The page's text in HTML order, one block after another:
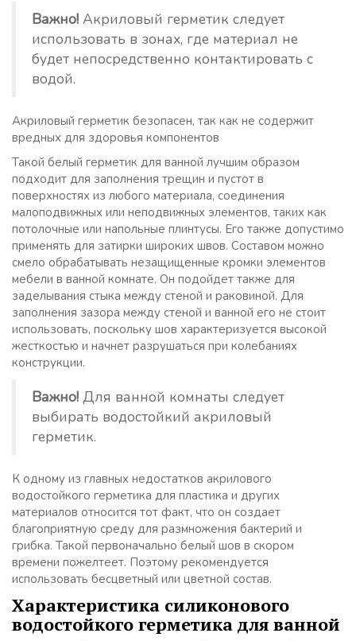
Важно! Акриловый герметик следует
использовать в зонах, где материал не
будет непосредственно контактировать с
водой.
Акриловый герметик безопасен, так как не содержит
вредных для здоровья компонентов
Такой белый герметик для ванной лучшим образом
подходит для заполнения трещин и пустот в
поверхностях из любого материала, соединения
малоподвижных или неподвижных элементов, таких как
потолочные или напольные плинтусы. Его также допустимо
применять для затирки широких швов. Составом можно
смело обрабатывать незащищенные кромки элементов
мебели в ванной комнате. Он подойдет также для
заделывания стыка между стеной и раковиной. Для
заполнения зазора между стеной и ванной его не стоит
использовать, поскольку шов характеризуется высокой
жесткостью и начнет разрушаться при колебаниях
конструкции.
Важно! Для ванной комнаты следует
выбирать водостойкий акриловый
герметик.
К одному из главных недостатков акрилового
водостойкого герметика для пластика и других
материалов относится тот факт, что он создает
благоприятную среду для размножения бактерий и
грибка. Такой первоначально белый шов в скором
времени пожелтеет. Поэтому рекомендуется
использовать бесцветный или цветной состав.
Характеристика силиконового
водостойкого герметика для ванной